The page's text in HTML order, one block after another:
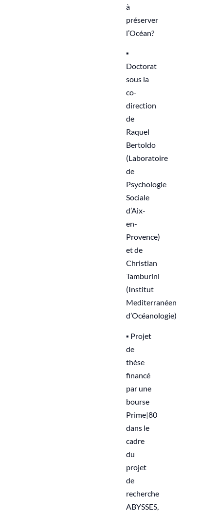
à
préserver
l’Océan?
▪︎
Doctorat
sous la
co-
direction
de
Raquel
Bertoldo
(Laboratoire
de
Psychologie
Sociale
d’Aix-
en-
Provence)
et de
Christian
Tamburini
(Institut
Mediterranéen
d’Océanologie)
▪︎ Projet
de
thèse
financé
par une
bourse
Prime|80
dans le
cadre
du
projet
de
recherche
ABYSSES,